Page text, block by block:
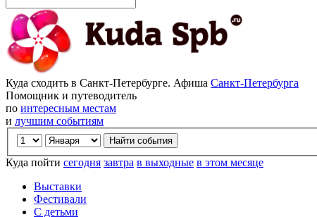
Куда сходить в Санкт-Петербурге. Афиша Санкт-Петербурга
Помощник и путеводитель
по интересным местам
и лучшим событиям
Куда пойти сегодня завтра в выходные в этом месяце
Выставки
Фестивали
С детьми